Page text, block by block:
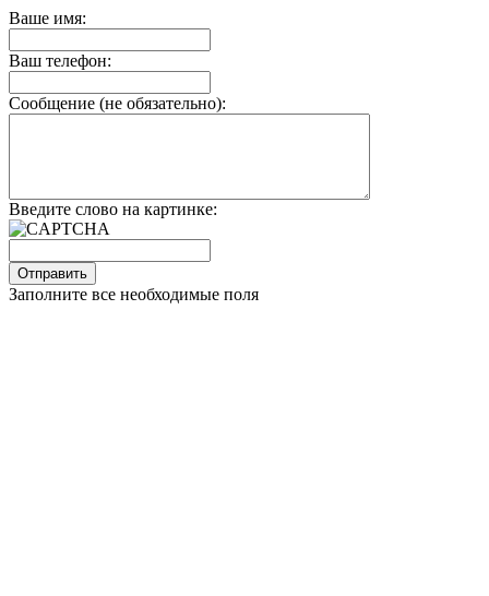
Ваше имя:
Ваш телефон:
Сообщение (не обязательно):
Введите слово на картинке:
Заполните все необходимые поля